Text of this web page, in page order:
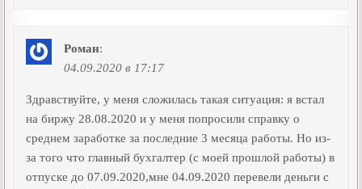
Роман:
04.09.2020 в 17:17
Здравствуйте, у меня сложилась такая ситуация: я встал
на биржу 28.08.2020 и у меня попросили справку о
среднем заработке за последние 3 месяца работы. Но из-
за того что главный бухгалтер (с моей прошлой работы) в
отпуске до 07.09.2020,мне 04.09.2020 перевели деньги с